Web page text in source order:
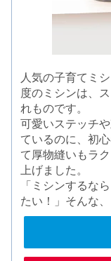
人気の子育てミ
度のミシンは、
れものです。
可愛いステッチ
ているのに、初
て厚物縫いもラ
上げました。
「ミシンするな
たい！」そんな